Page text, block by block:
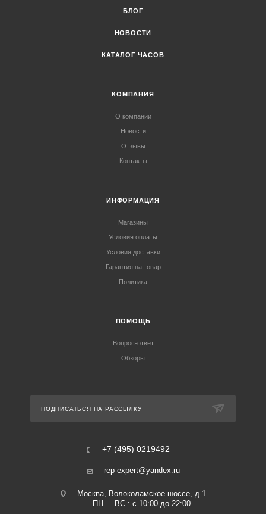
БЛОГ
НОВОСТИ
КАТАЛОГ ЧАСОВ
КОМПАНИЯ
О компании
Новости
Отзывы
Контакты
ИНФОРМАЦИЯ
Магазины
Условия оплаты
Условия доставки
Гарантия на товар
Политика
ПОМОЩЬ
Вопрос-ответ
Обзоры
ПОДПИСАТЬСЯ НА РАССЫЛКУ
+7 (495) 0219492
rep-expert@yandex.ru
Москва, Волоколамское шоссе, д.1
ПН. – ВС.: с 10:00 до 22:00